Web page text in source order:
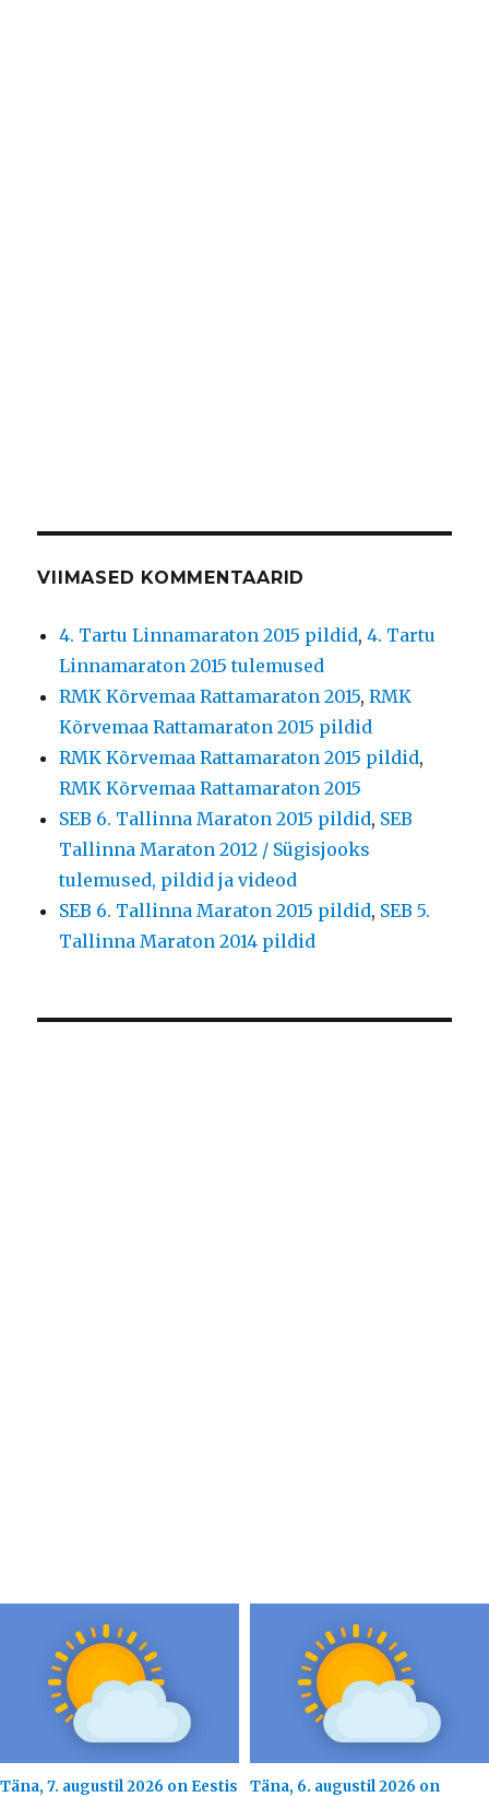
VIIMASED KOMMENTAARID
4. Tartu Linnamaraton 2015 pildid,4. Tartu
Linnamaraton 2015 tulemused
RMK Kõrvemaa Rattamaraton 2015,RMK
Kõrvemaa Rattamaraton 2015 pildid
RMK Kõrvemaa Rattamaraton 2015 pildid,
RMK Kõrvemaa Rattamaraton 2015
SEB 6. Tallinna Maraton 2015 pildid, SEB
Tallinna Maraton 2012 / Sügisjooks
tulemused, pildid ja videod
SEB 6. Tallinna Maraton 2015 pildid, SEB 5.
Tallinna Maraton 2014 pildid
Täna, 7. augustil 2026 on Eestis
Täna, 6. augustil 2026 on